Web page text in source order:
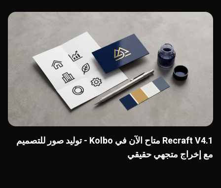
Recraft V4.1 متاح الآن في Kolbo - توليد صور للتصميم
مع إخراج متجهي حقيقي